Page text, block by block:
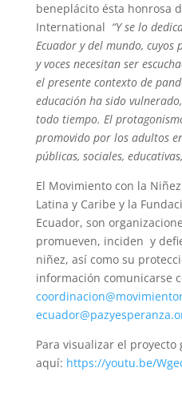
beneplácito ésta honrosa
International “Y se lo
Ecuador y del mundo, cuyos
y voces necesitan ser
el presente contexto de
educación ha sido
todo tiempo. El
promovido por los adultos
públicas, sociales,
El Movimiento con la
Latina y Caribe y la
Ecuador, son
promueven, inciden y
niñez, así como su
información comunicarse
Para visualizar el proyecto
aquí: https://youtu.be/